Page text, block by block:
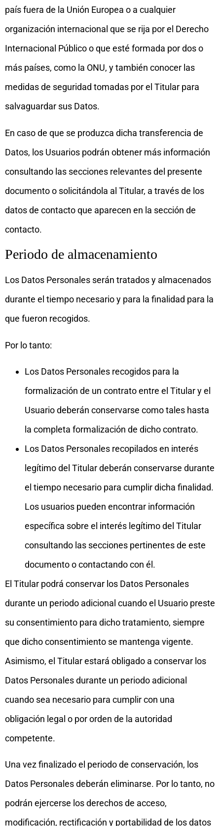
país fuera de la Unión Europea o a cualquier
organización internacional que se rija por el Derecho
Internacional Público o que esté formada por dos o
más países, como la ONU, y también conocer las
medidas de seguridad tomadas por el Titular para
salvaguardar sus Datos.
En caso de que se produzca dicha transferencia de
Datos, los Usuarios podrán obtener más información
consultando las secciones relevantes del presente
documento o solicitándola al Titular, a través de los
datos de contacto que aparecen en la sección de
contacto.
Periodo de almacenamiento
Los Datos Personales serán tratados y almacenados
durante el tiempo necesario y para la finalidad para la
que fueron recogidos.
Por lo tanto:
Los Datos Personales recogidos para la
formalización de un contrato entre el Titular y el
Usuario deberán conservarse como tales hasta
la completa formalización de dicho contrato.
Los Datos Personales recopilados en interés
legítimo del Titular deberán conservarse durante
el tiempo necesario para cumplir dicha finalidad.
Los usuarios pueden encontrar información
específica sobre el interés legítimo del Titular
consultando las secciones pertinentes de este
documento o contactando con él.
El Titular podrá conservar los Datos Personales
durante un periodo adicional cuando el Usuario preste
su consentimiento para dicho tratamiento, siempre
que dicho consentimiento se mantenga vigente.
Asimismo, el Titular estará obligado a conservar los
Datos Personales durante un periodo adicional
cuando sea necesario para cumplir con una
obligación legal o por orden de la autoridad
competente.
Una vez finalizado el periodo de conservación, los
Datos Personales deberán eliminarse. Por lo tanto, no
podrán ejercerse los derechos de acceso,
modificación, rectificación y portabilidad de los datos